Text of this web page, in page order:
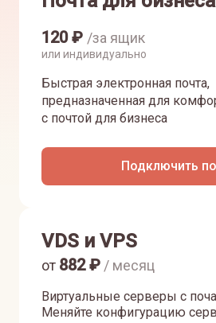
120₽ /за ящик
или индивидуально
Быстрая электронная почта,
предназначенная для
с почтой для бизнеса
Подключить
VDS и VPS
Виртуальные серверы с
Меняйте конфигурацию
от 882₽ / месяц